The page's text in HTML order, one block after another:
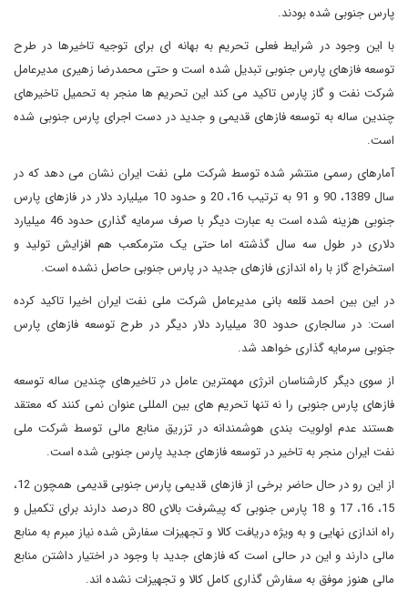
پارس جنوبی شده بودند.
با این وجود در شرایط فعلی تحریم به بهانه ای برای توجیه تاخیرها در طرح
توسعه فازهای پارس جنوبی تبدیل شده است و حتی محمدرضا زهیری مدیرعامل
شرکت نفت و گاز پارس تاکید می کند این تحریم ها منجر به تحمیل تاخیرهای
چندین ساله به توسعه فازهای قدیمی و جدید در دست اجرای پارس جنوبی شده
است.
آمارهای رسمی منتشر شده توسط شرکت ملی نفت ایران نشان می دهد که در
سال 1389، 90 و 91 به ترتیب 16، 20 و حدود 10 میلیارد دلار در فازهای پارس
جنوبی هزینه شده است به عبارت دیگر با صرف سرمایه گذاری حدود 46 میلیارد
دلاری در طول سه سال گذشته اما حتی یک مترمکعب هم افزایش تولید و
استخراج گاز با راه اندازی فازهای جدید در پارس جنوبی حاصل نشده است.
در این بین احمد قلعه بانی مدیرعامل شرکت ملی نفت ایران اخیرا تاکید کرده
است: در سالجاری حدود 30 میلیارد دلار دیگر در طرح توسعه فازهای پارس
جنوبی سرمایه گذاری خواهد شد.
از سوی دیگر کارشناسان انرژی مهمترین عامل در تاخیرهای چندین ساله توسعه
فازهای پارس جنوبی را نه تنها تحریم های بین المللی عنوان نمی کنند که معتقد
هستند عدم اولویت بندی هوشمندانه در تزریق منابع مالی توسط شرکت ملی
نفت ایران منجر به تاخیر در توسعه فازهای جدید پارس جنوبی شده است.
از این رو در حال حاضر برخی از فازهای قدیمی پارس جنوبی قدیمی همچون 12،
15، 16، 17 و 18 پارس جنوبی که پیشرفت بالای 80 درصد دارند برای تکمیل و
راه اندازی نهایی و به ویژه دریافت کالا و تجهیزات سفارش شده نیاز مبرم به منابع
مالی دارند و این در حالی است که فازهای جدید با وجود در اختیار داشتن منابع
مالی هنوز موفق به سفارش گذاری کامل کالا و تجهیزات نشده اند.